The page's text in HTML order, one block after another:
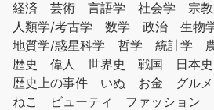
経済
芸術 言語学 社会学 宗教
人類学/考古学
数学 政治 生物
地質学/惑星科学
哲学 統計学
歴史
偉人 世界史 戦国 日本史
歴史上の事件
いぬ お金 グルメ
ねこ
ビューティ ファッション